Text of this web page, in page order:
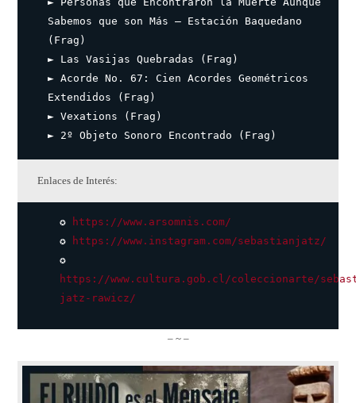
Sabemos que son Más – Estación Baquedano
(Frag)
► Las Vasijas Quebradas (Frag)
► Acorde No. 67: Cien Acordes Geométricos
Extendidos (Frag)
► Vexations (Frag)
► 2º Objeto Sonoro Encontrado (Frag)
Enlaces de Interés:
✪
https://www.arsomnis.com/
✪
https://www.instagram.com/sebastianjatz/
✪
https://www.cultura.gob.cl/coleccionarte/
jatz-rawicz/
– ~ –